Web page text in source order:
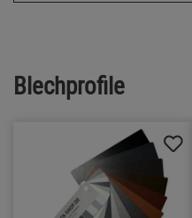
Blechprofile